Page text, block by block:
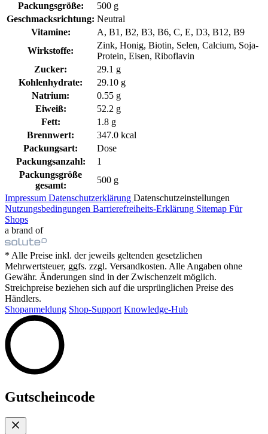
Packungsgröße:
500 g
Geschmacksrichtung: Neutral
Vitamine:
A, B1, B2, B3, B6, C, E, D3, B12, B9
Wirkstoffe:
Zink, Honig, Biotin, Selen, Calcium, Soja-
Protein, Eisen, Riboflavin
Zucker:
29.1 g
Kohlenhydrate:
29.10 g
Natrium:
0.55 g
Eiweiß:
52.2 g
Fett:
1.8 g
Brennwert:
347.0 kcal
Packungsart:
Dose
Packungsanzahl:
1
Packungsgröße
gesamt:
500 g
Impressum Datenschutzerklärung Datenschutzeinstellungen
Nutzungsbedingungen Barrierefreiheits-Erklärung Sitemap Für
Shops
a brand of
* Alle Preise inkl. der jeweils geltenden gesetzlichen
Mehrwertsteuer, ggfs. zzgl. Versandkosten. Alle Angaben ohne
Gewähr. Änderungen sind in der Zwischenzeit möglich.
Streichpreise beziehen sich auf die ursprünglichen Preise des
Händlers.
Shopanmeldung Shop-Support Knowledge-Hub
Gutscheincode